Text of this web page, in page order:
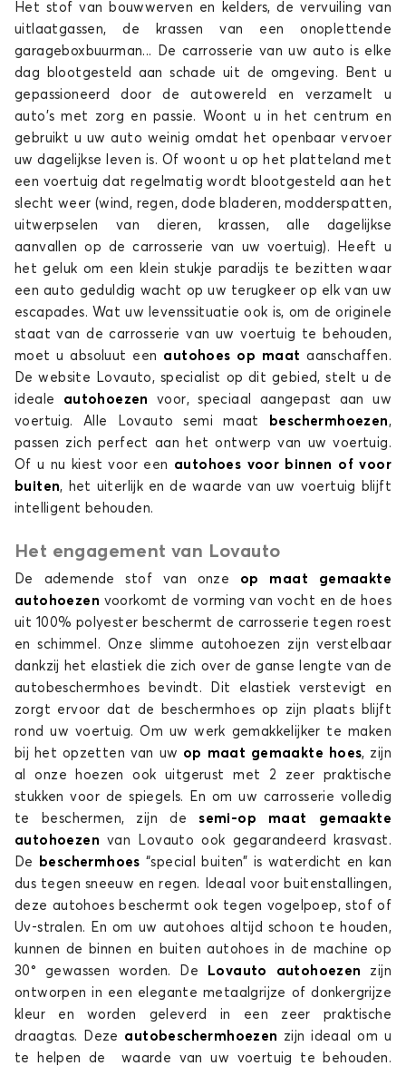
Het stof van bouwwerven en kelders, de vervuiling van
uitlaatgassen, de krassen van een onoplettende
garageboxbuurman... De carrosserie van uw auto is elke
dag blootgesteld aan schade uit de omgeving. Bent u
gepassioneerd door de autowereld en verzamelt u
auto's met zorg en passie. Woont u in het centrum en
gebruikt u uw auto weinig omdat het openbaar vervoer
uw dagelijkse leven is. Of woont u op het platteland met
een voertuig dat regelmatig wordt blootgesteld aan het
slecht weer (wind, regen, dode bladeren, modderspatten,
uitwerpselen van dieren, krassen, alle dagelijkse
aanvallen op de carrosserie van uw voertuig). Heeft u
het geluk om een klein stukje paradijs te bezitten waar
een auto geduldig wacht op uw terugkeer op elk van uw
escapades. Wat uw levenssituatie ook is, om de originele
staat van de carrosserie van uw voertuig te behouden,
moet u absoluut een autohoes op maataanschaffen.
De website Lovauto, specialist op dit gebied, stelt u de
ideale autohoezen
voor, speciaal aangepast aan uw
voertuig. Alle Lovauto semi maat
beschermhoezen,
passen zich perfect aan het ontwerp van uw voertuig.
Of u nu kiest voor een autohoes voor binnen of voor
buiten, het uiterlijk en de waarde van uw voertuig blijft
intelligent behouden.
Het engagement van Lovauto
De ademende stof van onze op maat gemaakte
autohoezen voorkomt de vorming van vocht en de hoes
uit 100% polyester beschermt de carrosserie tegen roest
en schimmel. Onze slimme autohoezen zijn verstelbaar
dankzij het elastiek die zich over de ganse lengte van de
autobeschermhoes bevindt. Dit elastiek verstevigt en
zorgt ervoor dat de beschermhoes op zijn plaats blijft
rond uw voertuig. Om uw werk gemakkelijker te maken
bij het opzetten van uw op maat gemaakte hoes, zijn
al onze hoezen ook uitgerust met 2 zeer praktische
stukken voor de spiegels. En om uw carrosserie volledig
te beschermen, zijn desemi-op maat gemaakte
autohoezenvan Lovauto ook gegarandeerd krasvast.
De
beschermhoes “special buiten” is waterdicht en kan
dus tegen sneeuw en regen. Ideaal voor buitenstallingen,
deze autohoes beschermt ook tegen vogelpoep, stof of
Uv-stralen. En om uw autohoes altijd schoon te houden,
kunnen de binnen en buiten autohoes in de machine op
30° gewassen worden. De
Lovauto autohoezen
zijn
ontworpen in een elegante metaalgrijze of donkergrijze
kleur en worden geleverd in een zeer praktische
draagtas. Deze autobeschermhoezen zijn ideaal om u
te helpen de waarde van uw voertuig te behouden.